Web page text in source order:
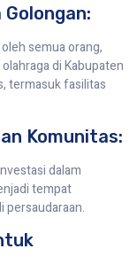
semua orang,
di Kabupaten
termasuk fasilitas
Komunitas:
dalam
tempat
persaudaraan.